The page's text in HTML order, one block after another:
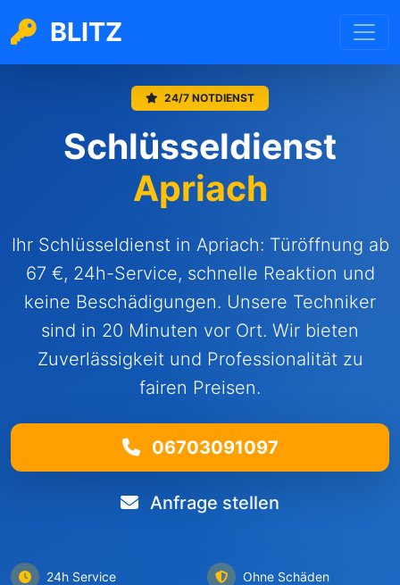
BLITZ
24/7 NOTDIENST
Schlüsseldienst
Apriach
Ihr Schlüsseldienst in Apriach: Türöffnung ab
67 €, 24h-Service, schnelle Reaktion und
keine Beschädigungen. Unsere Techniker
sind in 20 Minuten vor Ort. Wir bieten
Zuverlässigkeit und Professionalität zu
fairen Preisen.
06703091097
Anfrage stellen
24h Service Ohne Schäden